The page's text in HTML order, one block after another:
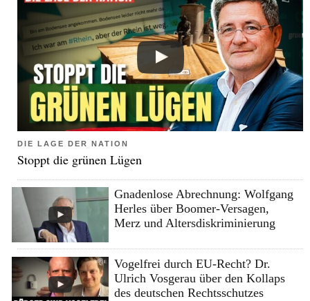
DIE LAGE DER NATION
Stoppt die grünen Lügen
Gnadenlose Abrechnung: Wolfgang
Herles über Boomer-Versagen,
Merz und Altersdiskriminierung
Vogelfrei durch EU-Recht? Dr.
Ulrich Vosgerau über den Kollaps
des deutschen Rechtsschutzes